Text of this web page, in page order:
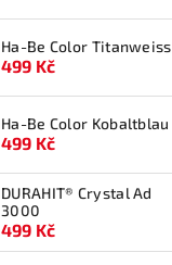
Ha-Be Color Titanweiss
499 Kč
Ha-Be Color Kobaltblau
499 Kč
DURAHIT® Crystal Ad
3000
499 Kč